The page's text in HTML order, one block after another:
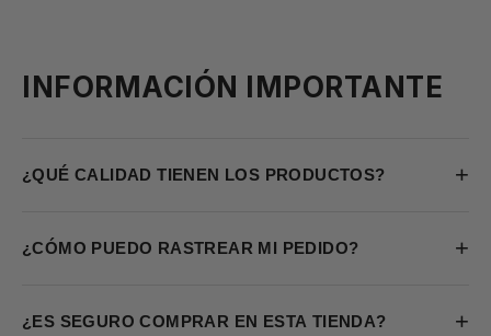
INFORMACIÓN IMPORTANTE
¿QUÉ CALIDAD TIENEN LOS PRODUCTOS? +
¿CÓMO PUEDO RASTREAR MI PEDIDO? +
¿ES SEGURO COMPRAR EN ESTA TIENDA? +